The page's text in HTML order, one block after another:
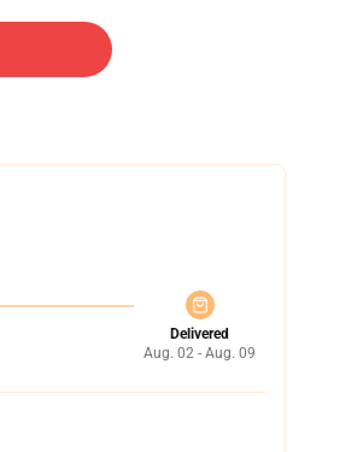
Delivered
Aug. 02 - Aug. 09